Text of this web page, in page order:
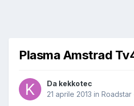
Plasma Amstrad
Da kekkotec
21 aprile 2013 in Roadstar